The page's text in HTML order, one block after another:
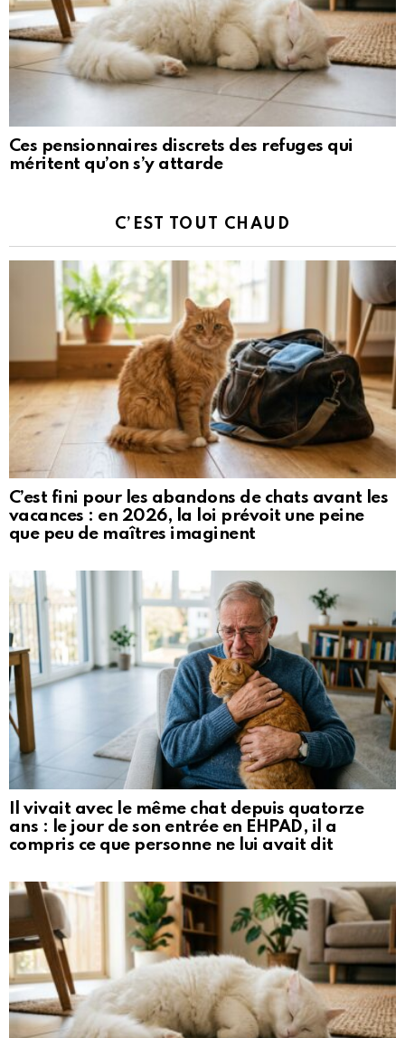
Ces pensionnaires discrets des refuges qui
méritent qu’on s’y attarde
C’EST TOUT CHAUD
C’est fini pour les abandons de chats avant les
vacances : en 2026, la loi prévoit une peine
que peu de maîtres imaginent
Il vivait avec le même chat depuis quatorze
ans : le jour de son entrée en EHPAD, il a
compris ce que personne ne lui avait dit